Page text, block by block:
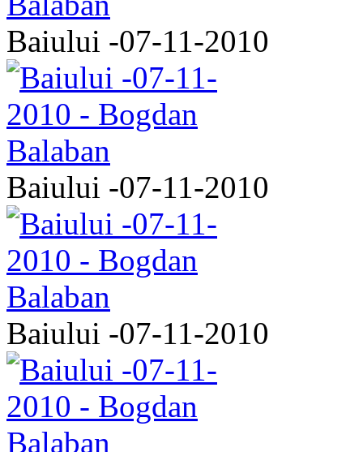
Baiului -07-11-2010
Baiului -07-11-2010
Baiului -07-11-2010